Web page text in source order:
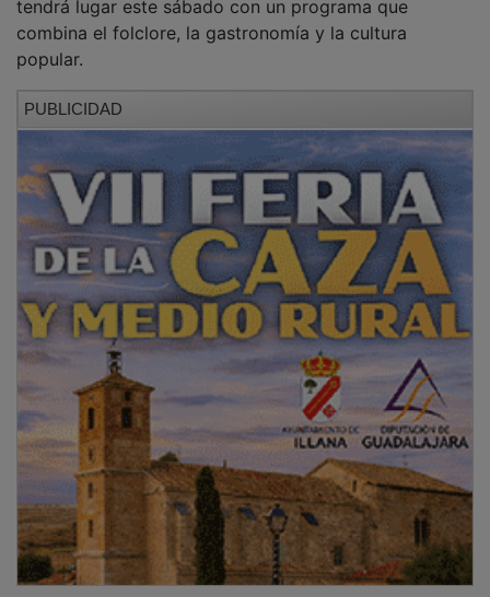
combina el folclore, la gastronomía y la cultura
popular.